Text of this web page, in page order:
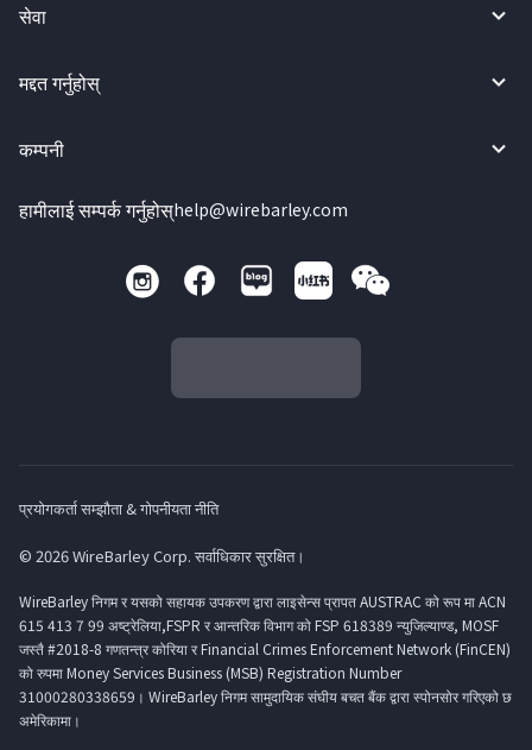
सेवा
मद्दत गर्नुहोस्
कम्पनी
हामीलाई सम्पर्क गर्नुहोस्help@wirebarley.com
प्रयोगकर्ता सम्झौता & गोपनीयता नीति
© 2026 WireBarley Corp. सर्वाधिकार सुरक्षित।
WireBarley निगम र यसको सहायक उपकरण द्वारा लाइसेन्स प्रापत AUSTRAC को रूप मा ACN
615 413 7 99 अष्ट्रेलिया,FSPR र आन्तरिक विभाग को FSP 618389 न्युजिल्याण्ड, MOSF
जस्तै #2018-8 गणतन्त्र कोरिया र Financial Crimes Enforcement Network (FinCEN)
को रुपमा Money Services Business (MSB) Registration Number
31000280338659। WireBarley निगम सामुदायिक संघीय बचत बैंक द्वारा स्पोनसोर गरिएको छ
अमेरिकामा।